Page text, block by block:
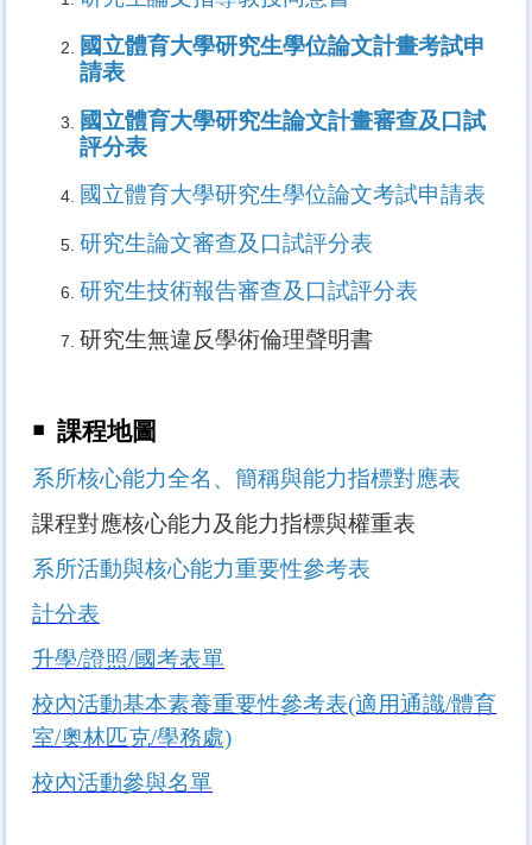
國立體育大學研究生學位論文計畫考試申
請表
國立體育大學研究生論文計畫審查及口試
評分表
國立體育大學研究生學位論文考試申請表
研究生論文審查及口試評分表
研究生技術報告審查及口試評分表
研究生無違反學術倫理聲明書
￭ 課程地圖
系所核心能力全名、簡稱與能力指標對應表
課程對應核心能力及能力指標與權重表
系所活動與核心能力重要性參考表
計分表
升學/證照/國考表單
校內活動基本素養重要性參考表(適用通識/體育
室/奧林匹克/學務處)
校內活動參與名單